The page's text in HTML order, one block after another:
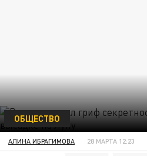
ОБЩЕСТВО
АЛИНА ИБРАГИМОВА 28 МАРТА 12:23